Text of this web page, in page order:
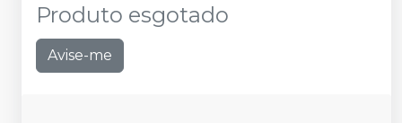
Produto esgotado
Avise-me